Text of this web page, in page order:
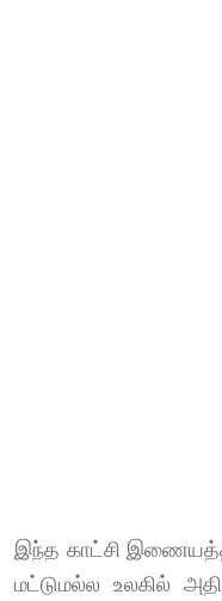
இந்த காட்சி
மட்டுமல்ல உலகில்